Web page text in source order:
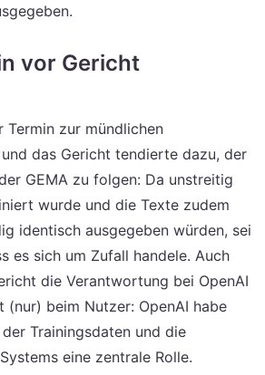
vor Gericht
Termin zur mündlichen
das Gericht tendierte dazu, der
GEMA zu folgen: Da unstreitig
wurde und die Texte zudem
identisch ausgegeben würden, sei
es sich um Zufall handele. Auch
die Verantwortung bei OpenAI
(nur) beim Nutzer: OpenAI habe
Trainingsdaten und die
eine zentrale Rolle.